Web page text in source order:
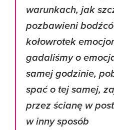
warunkach, jak
pozbawieni
kołowrotek
gadaliśmy o
samej godzinie,
spać o tej samej,
przez ścianę w
w inny sposób